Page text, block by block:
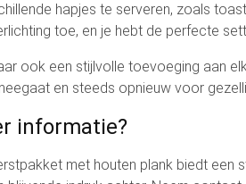
hapjes te serveren, zoals
toe, en je hebt de perfecte
ook een stijlvolle toevoeging aan
en steeds opnieuw voor
informatie?
met houten plank biedt een